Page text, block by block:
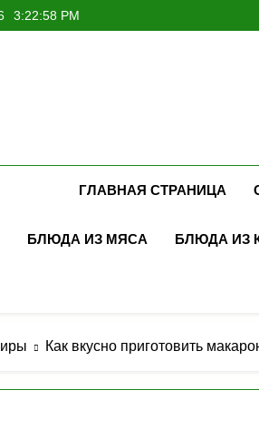
3:23:00 PM
ГЛАВНАЯ СТРАНИЦА
БЛЮДА ИЗ МЯСА БЛЮДА ИЗ
Как вкусно приготовить